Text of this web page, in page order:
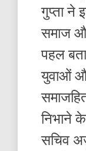
गुप्ता ने
समाज
पहल
युवाओं
निभाने
सचिव